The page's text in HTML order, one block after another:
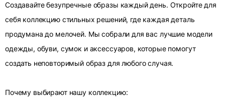
Создавайте безупречные образы каждый день. Откройте для
себя коллекцию стильных решений, где каждая деталь
продумана до мелочей. Мы собрали для вас лучшие модели
одежды, обуви, сумок и аксессуаров, которые помогут
создать неповторимый образ для любого случая.
Почему выбирают нашу коллекцию: